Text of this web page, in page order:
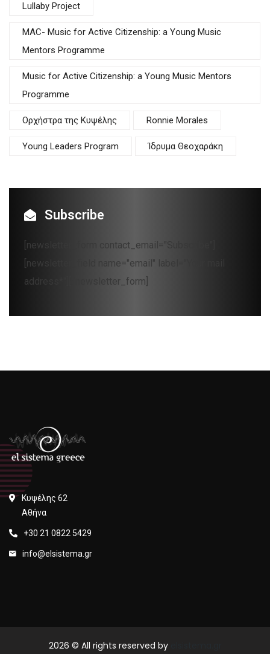
Lullaby Project
MAC- Music for Active Citizenship: a Young Music
Mentors Programme
Music for Active Citizenship: a Young Music Mentors
Programme
Oρχήστρα της Κυψέλης Ronnie Morales
Young Leaders Program Ίδρυμα Θεοχαράκη
Subscribe
[newsletter_form contact_email="Subscribe"]
[newsletter_field name="email" label="Your mail
address*"][/newsletter_form]
Κυψέλης 62
Αθήνα
+30 21 0822 5429
info@elsistema.gr
2026 © All rights reserved by